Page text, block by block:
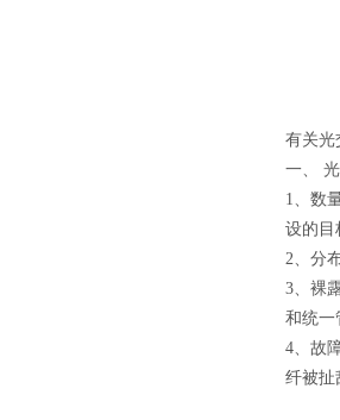
有关光
一、
1、数
设的目
2、分
3、裸
和统一
4、故
纤被扯